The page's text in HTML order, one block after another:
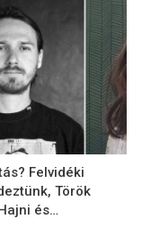
Felvidéki
Török
és…